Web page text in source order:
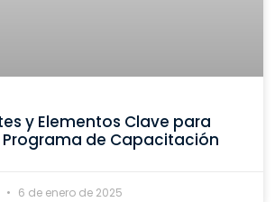
y Elementos Clave para
Programa de Capacitación
6 de enero de 2025